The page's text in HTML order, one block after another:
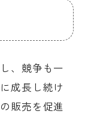
、競争も一
成長し続け
販売を促進